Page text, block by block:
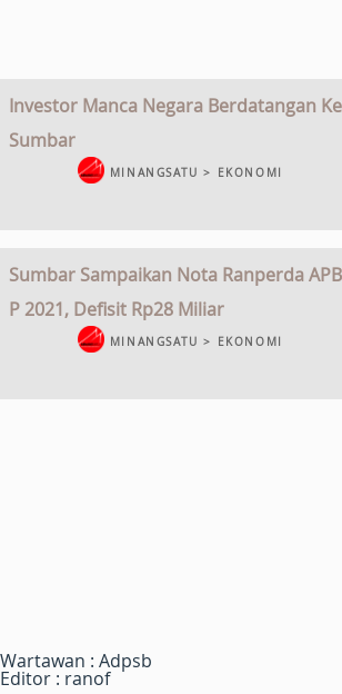
Investor Manca Negara Berdatangan Ke
Sumbar
MINANGSATU > EKONOMI
Sumbar Sampaikan Nota Ranperda
P 2021, Defisit Rp28 Miliar
MINANGSATU > EKONOMI
Wartawan : Adpsb
Editor : ranof